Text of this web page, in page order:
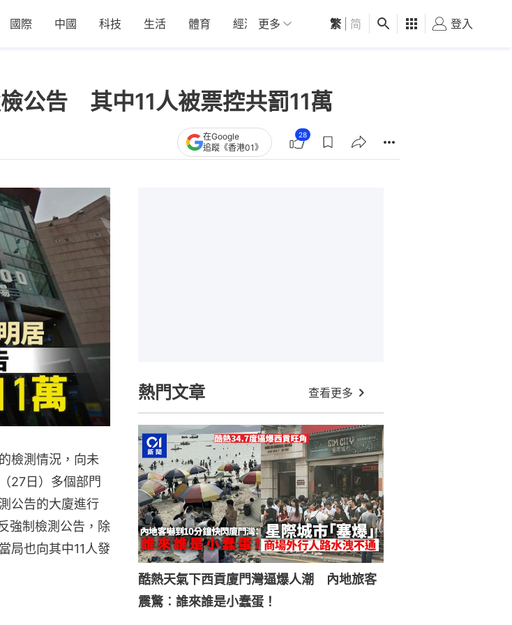
國際 中國 科技 生活 體育 經濟 01深圳 觀點 健康 好食玩飛
更多 繁 简 登入
公告 其中11人被票控共罰11萬
在Google
追蹤《香港01》
28
檢測情況，向未
27日）多個部門
公告的大廈進行
強制檢測公告，除
局也向其中11人發
熱門文章 查看更多
酷熱天氣下西貢廈門灣逼爆人潮 內地旅客
震驚︰誰來誰是小蠢蛋！